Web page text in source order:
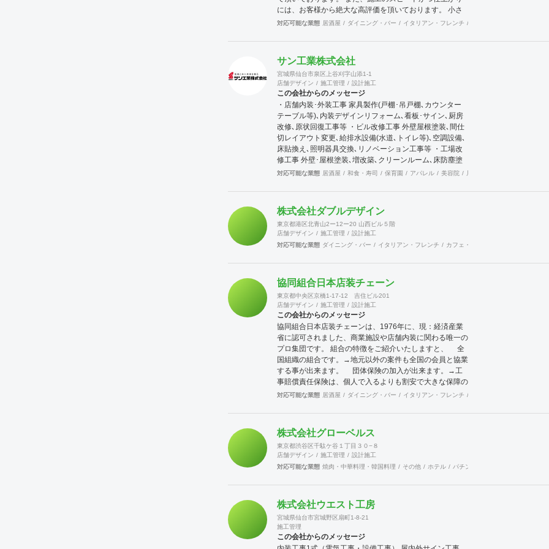
した対応を行ってゆきたいと考えております。 まずはお
たします。
には、お客様から絶大な高評価を頂いております。 小さ
な設備工事や補修工事も迅速にご対応致しますので、困っ
お願い申し上げます。
対応可能な業態 居酒屋 ダイニング・バー イタリアン・フレンチ
サン工業株式会社
宮城県仙台市泉区上谷刈字山添1-1
店舗デザイン
施工管理 設計施工
この会社からのメッセージ
・店舗内装･外装工事 家具製作(戸棚･吊戸棚､カウンター
テーブル等)､内装デザインリフォーム､看板･サイン､厨房
改修､原状回復工事等 ・ビル改修工事 外壁屋根塗装､間仕
切レイアウト変更､給排水設備(水道､トイレ等)､空調設備､
床貼換え､照明器具交換､リノベーション工事等 ・工場改
修工事 外壁･屋根塗装､増改築､クリーンルーム､床防塵塗
装､事務所内装リフォーム､給排水設備(水道､トイレ等)､空
社･仏閣､病院･医院､マンション･集合住宅等 ・木工事･家
ＩＬ不動産ショップサン工業プラスホーム
対応可能な業態 居酒屋 和食・寿司 保育園 アパレル 美容院 居酒屋
株式会社ダブルデザイン
東京都港区北青山2ー12ー20 山西ビル５階
店舗デザイン
施工管理
設計施工
対応可能な業態 ダイニング・バー イタリアン・フレンチ カフェ・パン・ケーキ
協同組合日本店装チェーン
東京都中央区京橋1-17-12 吉住ビル201
店舗デザイン
施工管理 設計施工
この会社からのメッセージ
協同組合日本店装チェーンは、1976年に、現：経済産業
省に認可されました、商業施設や店舗内装に関わる唯一の
プロ集団です。 組合の特徴をご紹介いたしますと、 全
国組織の組合です。→地元以外の案件も全国の会員と協業
する事が出来ます。 団体保険の加入が出来ます。→工
事賠償責任保険は、個人で入るよりも割安で大きな保障の
保険です。 企業訪問活動（クリニック）→会員企業を
出来ます。 店舗ジャパンに加入出来ます。→マッチン
す。 これらのことは、全国に点在する会員が組織的に活
動しているからこそ可能となることで、会員企業が増えれ
ば、尚更の事です。 景気に左右されがちな建設業界に於
いて、勝ち残るためには、会員同士の情報交換を行いなが
ることでより強固な絆を築きあげて行きます。 当組合
は、全国組織の利点を生かしてますます活発に活動して行
きます。ご賛同頂ける、同業者様のご加入をお待ちして居
ります。
対応可能な業態 居酒屋 ダイニング・バー イタリアン・フレンチ
株式会社グローベルス
東京都渋谷区千駄ケ谷１丁目３０−８
店舗デザイン
施工管理
設計施工
対応可能な業態 焼肉・中華料理・韓国料理 その他 ホテル パチンコ
株式会社ウエスト工房
宮城県仙台市宮城野区扇町1-8-21
施工管理
この会社からのメッセージ